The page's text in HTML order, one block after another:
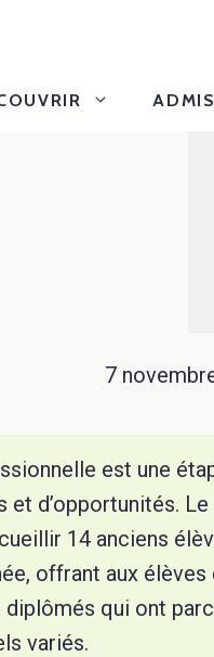
7
est une
d’opportunités.
14 anciens
offrant aux élèves
diplômés qui ont
variés.